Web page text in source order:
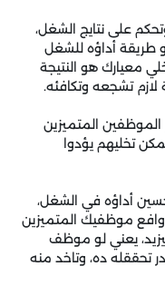
على نتايج الشغل،
أداؤه للشغل
معيارك هو النتيجة
لازم تشجعه وتكافئه.
الموظفين المتميزين
تخليهم يؤدوا
أداؤه في الشغل،
موظفيك المتميزين
يعني لو موظف
تحققله ده، وتاخد منه